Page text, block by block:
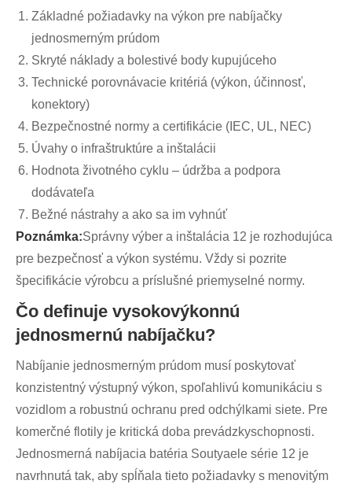
Základné požiadavky na výkon pre nabíjačky
jednosmerným prúdom
Skryté náklady a bolestivé body kupujúceho
Technické porovnávacie kritériá (výkon, účinnosť,
konektory)
Bezpečnostné normy a certifikácie (IEC, UL, NEC)
Úvahy o infraštruktúre a inštalácii
Hodnota životného cyklu – údržba a podpora
dodávateľa
Bežné nástrahy a ako sa im vyhnúť
Poznámka:Správny výber a inštalácia 12 je rozhodujúca
pre bezpečnosť a výkon systému. Vždy si pozrite
špecifikácie výrobcu a príslušné priemyselné normy.
Čo definuje vysokovýkonnú
jednosmernú nabíjačku?
Nabíjanie jednosmerným prúdom musí poskytovať
konzistentný výstupný výkon, spoľahlivú komunikáciu s
vozidlom a robustnú ochranu pred odchýlkami siete. Pre
komerčné flotily je kritická doba prevádzkyschopnosti.
Jednosmerná nabíjacia batéria Soutyaele série 12 je
navrhnutá tak, aby spĺňala tieto požiadavky s menovitým